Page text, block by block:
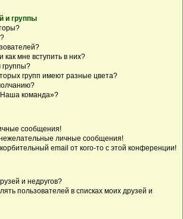
и группы
как мне вступить в них?
группы?
групп имеют разные цвета?
команда»?
сообщения!
личные сообщения!
email от кого-то с этой конференции!
и недругов?
пользователей в списках моих друзей и